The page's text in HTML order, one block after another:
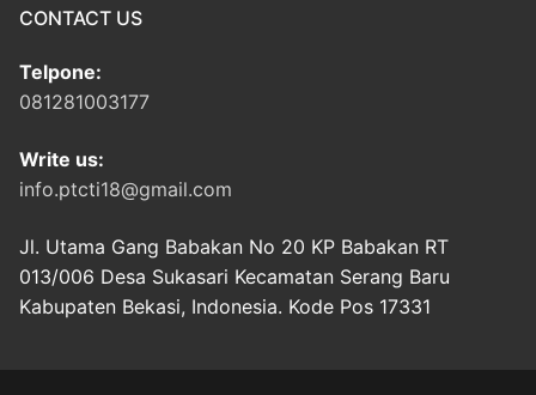
CONTACT US
Telpone:
081281003177
Write us:
info.ptcti18@gmail.com
Jl. Utama Gang Babakan No 20 KP Babakan RT
013/006 Desa Sukasari Kecamatan Serang Baru
Kabupaten Bekasi, Indonesia. Kode Pos 17331